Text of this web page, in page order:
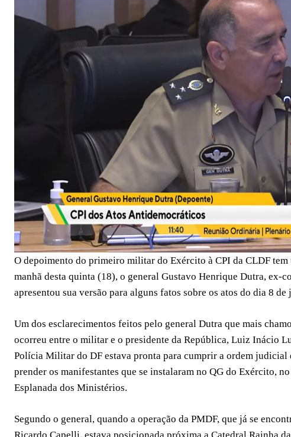
O depoimento do primeiro militar do Exército à CPI da CLDF
manhã desta quinta (18), o general Gustavo Henrique Dutra, ex-
apresentou sua versão para alguns fatos sobre os atos do dia 8 de
Um dos esclarecimentos feitos pelo general Dutra que mais
ocorreu entre o militar e o presidente da República, Luiz Inácio
Polícia Militar do DF estava pronta para cumprir a ordem judicial
prender os manifestantes que se instalaram no QG do Exército,
Esplanada dos Ministérios.
Segundo o general, quando a operação da PMDF, que já se